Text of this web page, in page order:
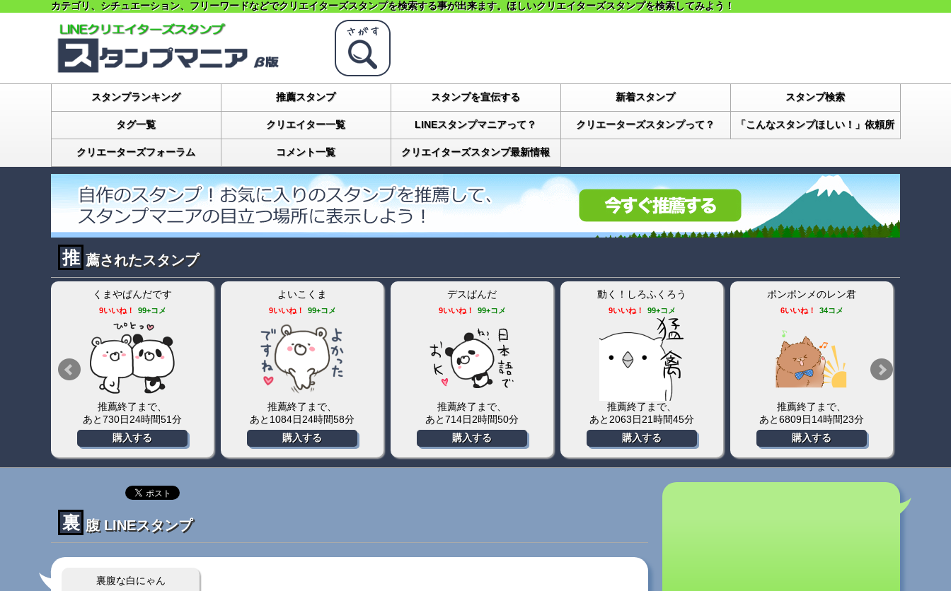
カテゴリ、シチュエーション、フリーワードなどでクリエイターズスタンプを検索する事が出来ます。ほしいクリエイターズスタンプを検索してみよう！
スタンプランキング 推薦スタンプ スタンプを宣伝する 新着スタンプ スタンプ検索
タグ一覧 クリエイター一覧 LINEスタンプマニアって？ クリエーターズスタンプって？ 「こんなスタンプほしい！」依頼所
クリエーターズフォーラム コメント一覧 クリエイターズスタンプ最新情報
推 薦されたスタンプ
くまやぱんだです
9いいね！ 99+コメ
推薦終了まで、
あと730日24時間51分
購入する
よいこくま
9いいね！ 99+コメ
推薦終了まで、
あと1084日24時間58分
購入する
デスぱんだ
9いいね！ 99+コメ
推薦終了まで、
あと714日2時間50分
購入する
動く！しろふくろう
9いいね！ 99+コメ
推薦終了まで、
あと2063日21時間45分
購入する
ポンポンメのレン君
6いいね！ 34コメ
推薦終了まで、
あと6809日14時間23分
購入する
裏 腹 LINEスタンプ
裏腹な白にゃん